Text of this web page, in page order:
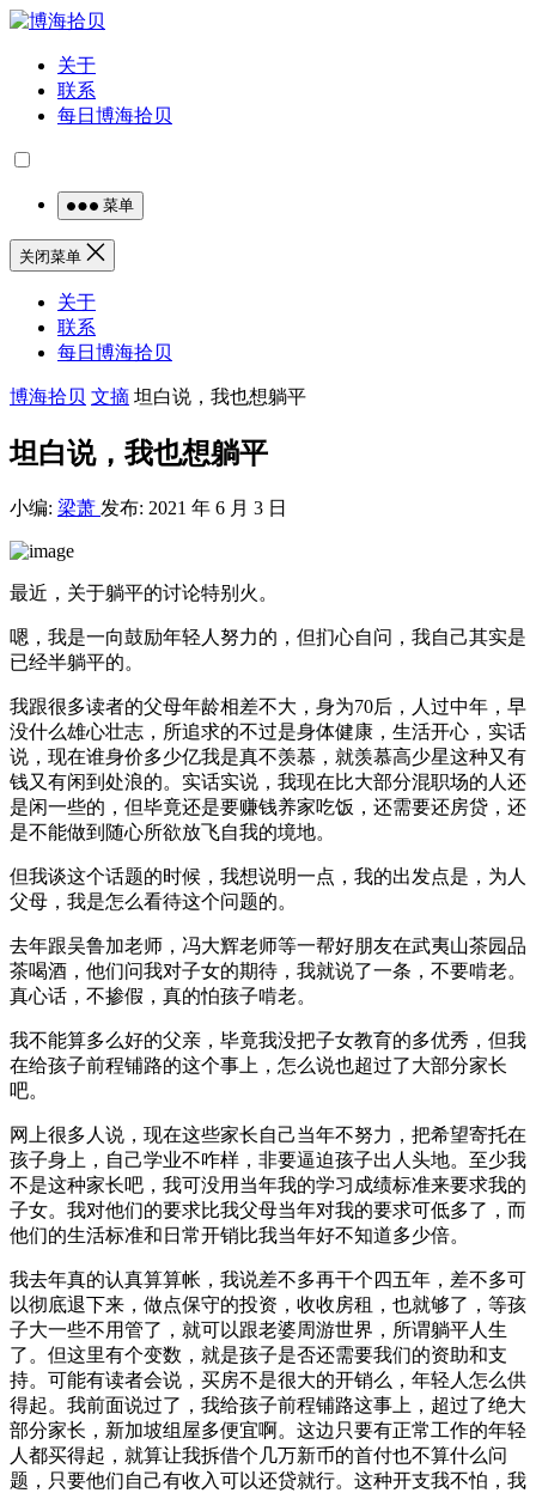
关于
联系
每日博海拾贝
菜单
关闭菜单
关于
联系
每日博海拾贝
博海拾贝 文摘 坦白说，我也想躺平
坦白说，我也想躺平
小编: 梁萧 发布: 2021 年 6 月 3 日
最近，关于躺平的讨论特别火。
嗯，我是一向鼓励年轻人努力的，但扪心自问，我自己其实是
已经半躺平的。
我跟很多读者的父母年龄相差不大，身为70后，人过中年，早
没什么雄心壮志，所追求的不过是身体健康，生活开心，实话
说，现在谁身价多少亿我是真不羡慕，就羡慕高少星这种又有
钱又有闲到处浪的。实话实说，我现在比大部分混职场的人还
是闲一些的，但毕竟还是要赚钱养家吃饭，还需要还房贷，还
是不能做到随心所欲放飞自我的境地。
但我谈这个话题的时候，我想说明一点，我的出发点是，为人
父母，我是怎么看待这个问题的。
去年跟吴鲁加老师，冯大辉老师等一帮好朋友在武夷山茶园品
茶喝酒，他们问我对子女的期待，我就说了一条，不要啃老。
真心话，不掺假，真的怕孩子啃老。
我不能算多么好的父亲，毕竟我没把子女教育的多优秀，但我
在给孩子前程铺路的这个事上，怎么说也超过了大部分家长
吧。
网上很多人说，现在这些家长自己当年不努力，把希望寄托在
孩子身上，自己学业不咋样，非要逼迫孩子出人头地。至少我
不是这种家长吧，我可没用当年我的学习成绩标准来要求我的
子女。我对他们的要求比我父母当年对我的要求可低多了，而
他们的生活标准和日常开销比我当年好不知道多少倍。
我去年真的认真算算帐，我说差不多再干个四五年，差不多可
以彻底退下来，做点保守的投资，收收房租，也就够了，等孩
子大一些不用管了，就可以跟老婆周游世界，所谓躺平人生
了。但这里有个变数，就是孩子是否还需要我们的资助和支
持。可能有读者会说，买房不是很大的开销么，年轻人怎么供
得起。我前面说过了，我给孩子前程铺路这事上，超过了绝大
部分家长，新加坡组屋多便宜啊。这边只要有正常工作的年轻
人都买得起，就算让我拆借个几万新币的首付也不算什么问
题，只要他们自己有收入可以还贷就行。这种开支我不怕，我